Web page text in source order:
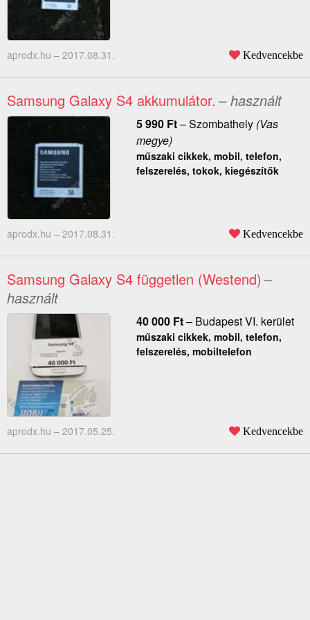
aprodx.hu – 2017.08.31. Kedvencekbe
Samsung Galaxy S4 akkumulátor. – használt
5 990 Ft–Szombathely(Vas
megye)
műszaki cikkek, mobil, telefon,
felszerelés, tokok, kiegészítők
aprodx.hu – 2017.08.31. Kedvencekbe
Samsung Galaxy S4 független (Westend) –
használt
40 000 Ft– Budapest VI. kerület
műszaki cikkek, mobil, telefon,
felszerelés, mobiltelefon
aprodx.hu – 2017.05.25. Kedvencekbe